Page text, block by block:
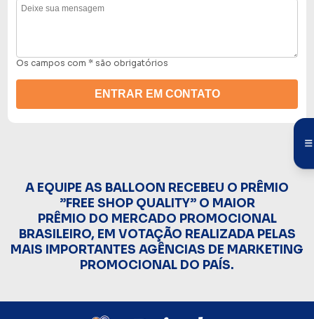
Os campos com * são obrigatórios
A EQUIPE AS BALLOON RECEBEU O PRÊMIO
”FREE SHOP QUALITY” O MAIOR
PRÊMIO DO MERCADO PROMOCIONAL
BRASILEIRO, EM VOTAÇÃO REALIZADA PELAS
MAIS IMPORTANTES AGÊNCIAS DE MARKETING
PROMOCIONAL DO PAÍS.